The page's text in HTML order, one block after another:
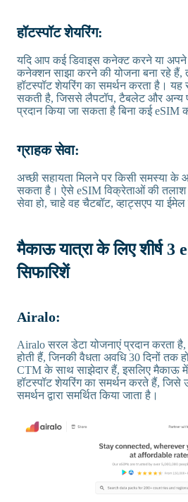
हॉटस्पॉट शेयरिंग:
यदि आप कई डिवाइस कनेक्ट करने या अपने
कनेक्शन साझा करने की योजना बना रहे हैं,
हॉटस्पॉट शेयरिंग का समर्थन करता है। यह
सकती है, जिससे लैपटॉप, टैबलेट और अन्य
प्रदान किया जा सकता है बिना कई
ग्राहक सेवा:
अच्छी सहायता मिलने पर किसी समस्या के
सकता है। ऐसे eSIM विक्रेताओं की तलाश
सेवा हो, चाहे वह चैटबॉट, व्हाट्सएप या
मैकाऊ यात्रा के लिए शीर्ष 3
सिफारिशें
Airalo:
Airalo सरल डेटा योजनाएं प्रदान करता
होती हैं, जिनकी वैधता अवधि 30 दिनों तक
CTM के साथ साझेदार हैं, इसलिए मैकाऊ
हॉटस्पॉट शेयरिंग का समर्थन करते हैं, जिसे
समर्थन द्वारा समर्थित किया जाता है।